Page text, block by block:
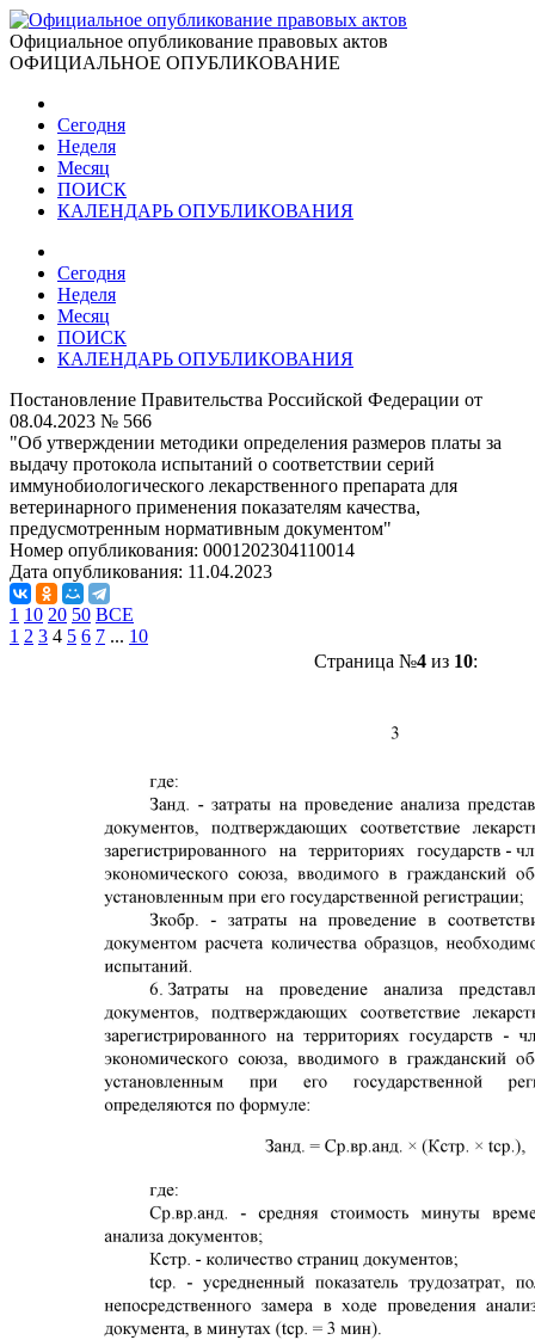
Официальное опубликование правовых актов
ОФИЦИАЛЬНОЕ ОПУБЛИКОВАНИЕ
Сегодня
Неделя
Месяц
ПОИСК
КАЛЕНДАРЬ ОПУБЛИКОВАНИЯ
Сегодня
Неделя
Месяц
ПОИСК
КАЛЕНДАРЬ ОПУБЛИКОВАНИЯ
Постановление Правительства Российской Федерации от
08.04.2023 № 566
"Об утверждении методики определения размеров платы за
выдачу протокола испытаний о соответствии серий
иммунобиологического лекарственного препарата для
ветеринарного применения показателям качества,
предусмотренным нормативным документом"
Номер опубликования: 0001202304110014
Дата опубликования: 11.04.2023
1 10 20 50 ВСЕ
1 2 3 4 5 6 7 ... 10
Страница №4из 10: